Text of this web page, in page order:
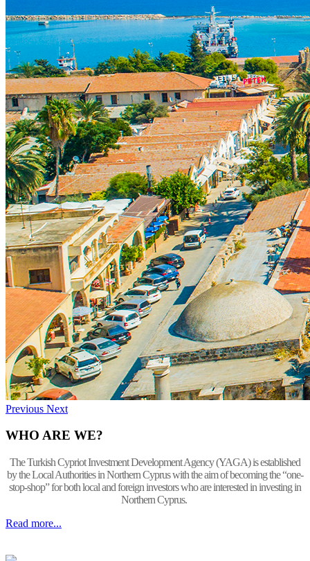
Previous Next
WHO ARE WE?
The Turkish Cypriot Investment Development Agency (YAGA) is established
by the Local Authorities in Northern Cyprus with the aim of becoming the “one-
stop-shop” for both local and foreign investors who are interested in investing in
Northern Cyprus.
Read more...